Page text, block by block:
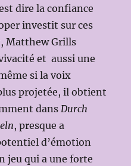
dire la confiance
investit sur ces
Matthew Grills
et aussi une
si la voix
projetée, il obtient
dansDurch
, presque a
d’émotion
jeu qui a une forte